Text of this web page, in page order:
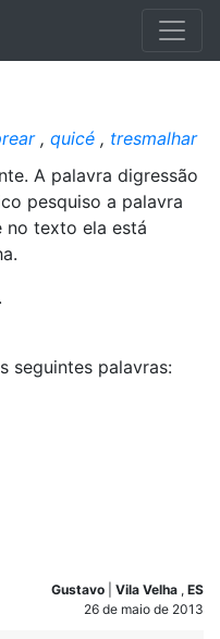
, quicé , tresmalhar
A palavra digressão
pesquiso a palavra
no texto ela está
seguintes palavras:
Gustavo Vila Velha , ES
26 de maio de 2013